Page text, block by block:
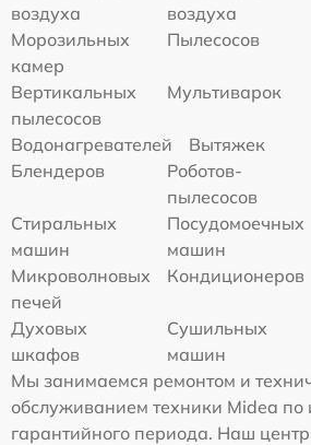
воздуха
воздуха
Морозильных
камер
Пылесосов
Вертикальных
пылесосов
Мультиварок
Водонагревателей
Вытяжек
Блендеров
Роботов-
пылесосов
Стиральных
машин
Посудомоечных
машин
Микроволновых
печей
Кондиционеров
Духовых
шкафов
Сушильных
машин
Мы занимаемся ремонтом и
обслуживанием техники Midea по
гарантийного периода. Наш